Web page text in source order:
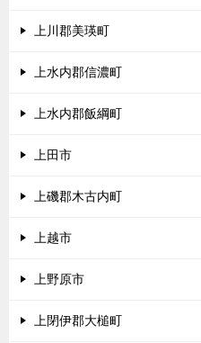
上川郡美瑛町
上水内郡信濃町
上水内郡飯綱町
上田市
上磯郡木古内町
上越市
上野原市
上閉伊郡大槌町